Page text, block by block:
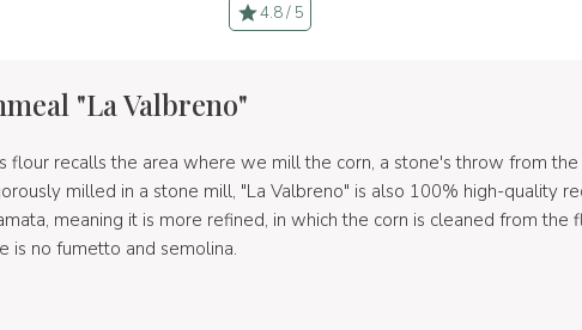
4.8 / 5
"La Valbreno"
flour recalls the area where we mill the corn, a stone's throw from
milled in a stone mill, "La Valbreno" is also 100% high-quality
meaning it is more refined, in which the corn is cleaned from the
is no fumetto and semolina.